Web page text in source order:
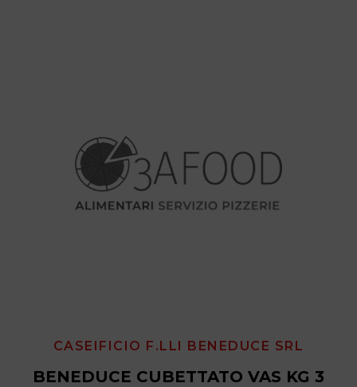
CASEIFICIO F.LLI BENEDUCE SRL
BENEDUCE CUBETTATO VAS KG 3